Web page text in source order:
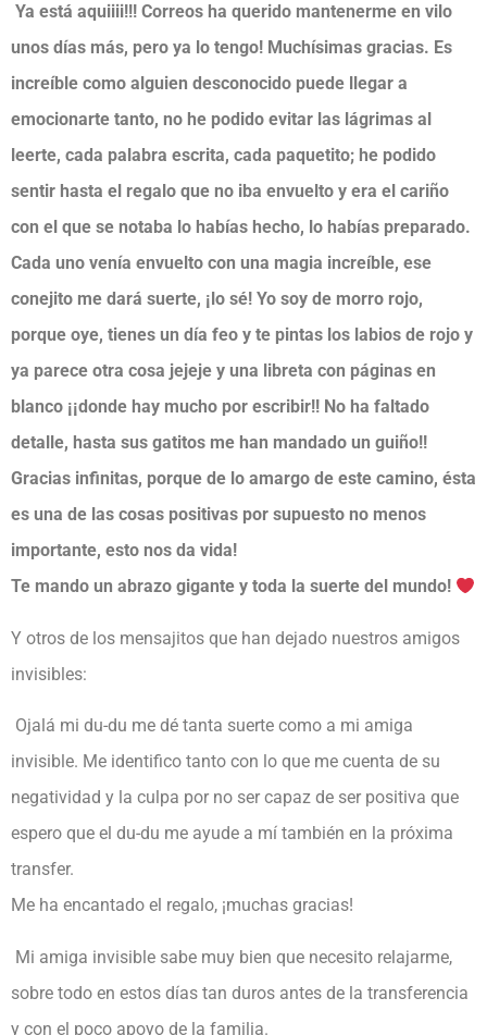
Ya está aquiiii!!! Correos ha querido mantenerme en vilo
unos días más, pero ya lo tengo! Muchísimas gracias. Es
increíble como alguien desconocido puede llegar a
emocionarte tanto, no he podido evitar las lágrimas al
leerte, cada palabra escrita, cada paquetito; he podido
sentir hasta el regalo que no iba envuelto y era el cariño
con el que se notaba lo habías hecho, lo habías preparado.
Cada uno venía envuelto con una magia increíble, ese
conejito me dará suerte, ¡lo sé! Yo soy de morro rojo,
porque oye, tienes un día feo y te pintas los labios de rojo y
ya parece otra cosa jejeje y una libreta con páginas en
blanco ¡¡donde hay mucho por escribir!! No ha faltado
detalle, hasta sus gatitos me han mandado un guiño!!
Gracias infinitas, porque de lo amargo de este camino, ésta
es una de las cosas positivas por supuesto no menos
importante, esto nos da vida!
Te mando un abrazo gigante y toda la suerte del mundo!
Y otros de los mensajitos que han dejado nuestros amigos
invisibles:
Ojalá mi du-du me dé tanta suerte como a mi amiga
invisible. Me identifico tanto con lo que me cuenta de su
negatividad y la culpa por no ser capaz de ser positiva que
espero que el du-du me ayude a mí también en la próxima
transfer.
Me ha encantado el regalo, ¡muchas gracias!
Mi amiga invisible sabe muy bien que necesito relajarme,
sobre todo en estos días tan duros antes de la transferencia
y con el poco apoyo de la familia.